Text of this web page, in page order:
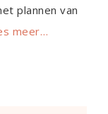
plannen van
meer…